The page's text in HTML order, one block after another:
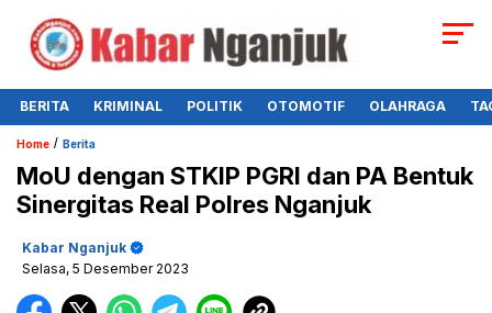
BERITA KRIMINAL POLITIK OTOMOTIF OLAHRAGA
Home / Berita
MoU dengan STKIP PGRI dan PA Bentuk
Sinergitas Real Polres Nganjuk
Kabar Nganjuk
Selasa, 5 Desember 2023